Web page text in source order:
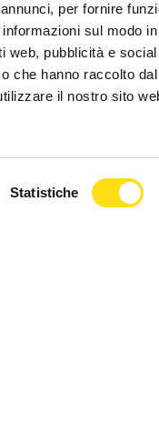
per fornire
sul modo
pubblicità e
che hanno raccolto
il nostro sito
Statistiche
nel Roseto del
Giovanni il terzo
appuntamento della